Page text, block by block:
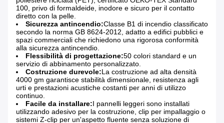
100, privo di formaldeide, inodore e sicuro per il contatto
diretto con la pelle.
Sicurezza antincendio:Classe B1 di incendio classificato
secondo la norma GB 8624-2012, adatto a edifici pubblici e
spazi commerciali che richiedono una rigorosa conformità
alla sicurezza antincendio.
Flessibilità di progettazione:50 colori standard e un
servizio di abbinamento personalizzato.
Costruzione durevole:La costruzione ad alta densità
4000 gm garantisce stabilità dimensionale, resistenza agli
urti e prestazioni acustiche costanti per anni di utilizzo
continuo.
Facile da installare:I pannelli leggeri sono installati
utilizzando adesivo per la costruzione, clip per impallaggio o
sistemi Z-clip per un'aspetto fluente senza soluzione di